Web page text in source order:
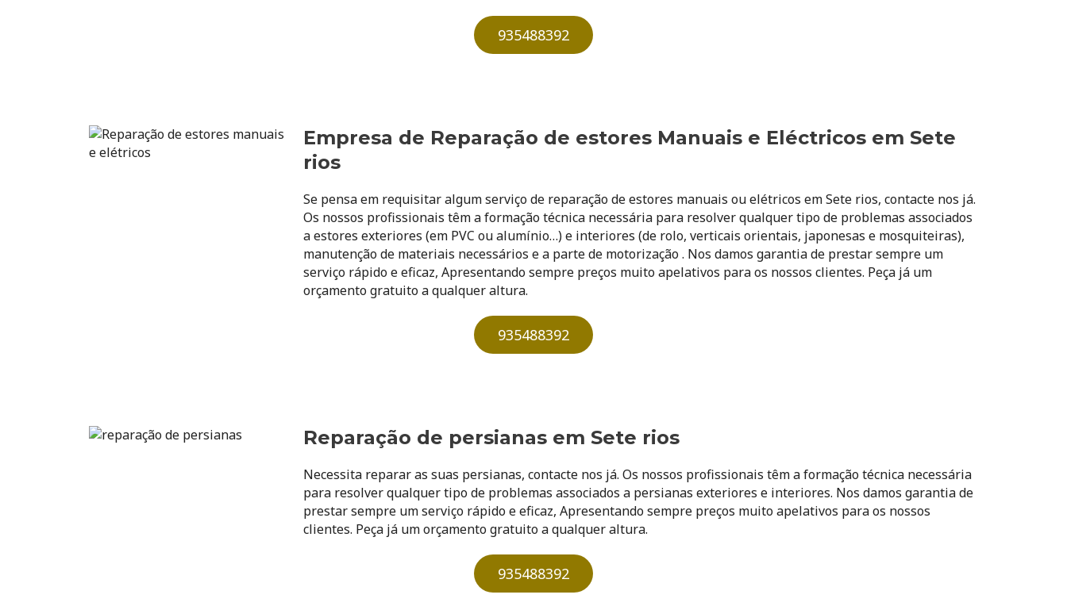
935488392
Empresa de Reparação de estores Manuais e Eléctricos em Sete
rios
Se pensa em requisitar algum serviço de reparação de estores manuais ou elétricos em Sete rios, contacte nos já.
Os nossos profissionais têm a formação técnica necessária para resolver qualquer tipo de problemas associados
a estores exteriores (em PVC ou alumínio…) e interiores (de rolo, verticais orientais, japonesas e mosquiteiras),
manutenção de materiais necessários e a parte de motorização . Nos damos garantia de prestar sempre um
serviço rápido e eficaz, Apresentando sempre preços muito apelativos para os nossos clientes. Peça já um
orçamento gratuito a qualquer altura.
935488392
Reparação de persianas em Sete rios
Necessita reparar as suas persianas, contacte nos já. Os nossos profissionais têm a formação técnica necessária
para resolver qualquer tipo de problemas associados a persianas exteriores e interiores. Nos damos garantia de
prestar sempre um serviço rápido e eficaz, Apresentando sempre preços muito apelativos para os nossos
clientes. Peça já um orçamento gratuito a qualquer altura.​
935488392